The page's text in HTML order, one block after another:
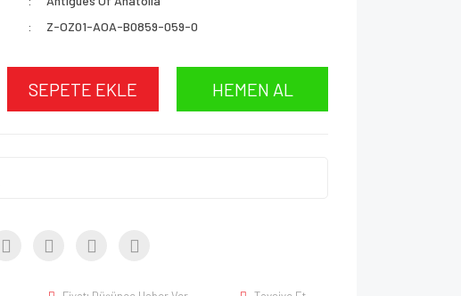
Z-OZ01-AOA-B0859-059-0
SEPETE EKLE HEMEN AL